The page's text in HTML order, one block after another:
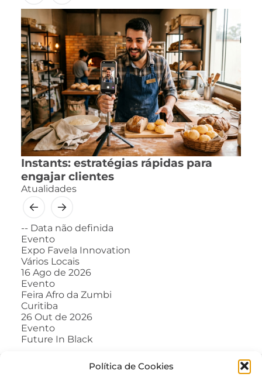
Política de Cookies
Instants: estratégias rápidas para
engajar clientes
Atualidades
-- Data não definida
Evento
Expo Favela Innovation
Vários Locais
16 Ago de 2026
Evento
Feira Afro da Zumbi
Curitiba
26 Out de 2026
Evento
Future In Black